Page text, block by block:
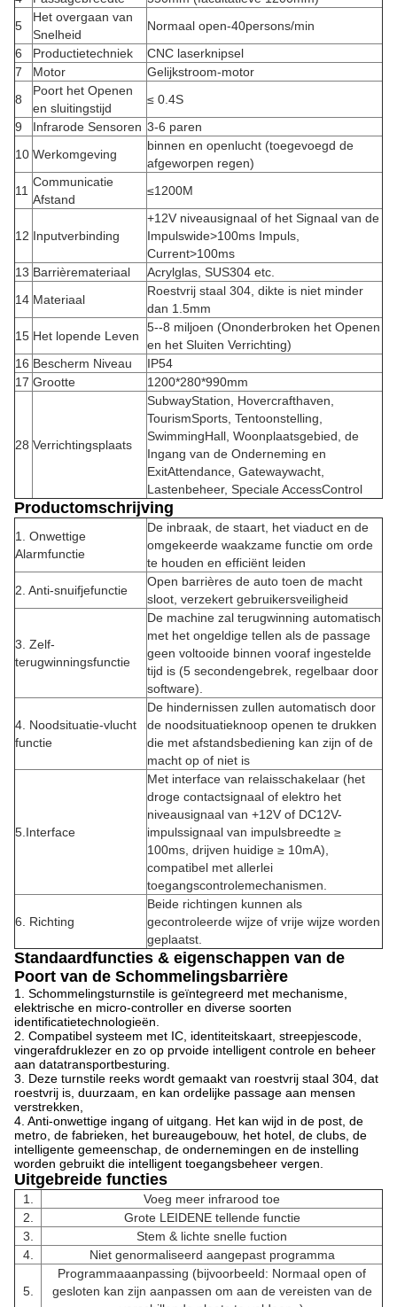
5
Het overgaan van
Snelheid
Normaal open-40persons/min
6
Productietechniek
CNC laserknipsel
7
Motor
Gelijkstroom-motor
8
Poort het Openen
en sluitingstijd
≤ 0.4S
9
Infrarode Sensoren 3-6 paren
10 Werkomgeving
binnen en openlucht (toegevoegd de
afgeworpen regen)
11
Communicatie
Afstand
≤1200M
12 Inputverbinding
+12V niveausignaal of het Signaal van de
Impulswide>100ms Impuls,
Current>100ms
13 Barrièremateriaal
Acrylglas, SUS304 etc.
14 Materiaal
Roestvrij staal 304, dikte is niet minder
dan 1.5mm
15 Het lopende Leven
5--8 miljoen (Ononderbroken het Openen
en het Sluiten Verrichting)
16 Bescherm Niveau
IP54
17 Grootte 1200*280*990mm
28 Verrichtingsplaats
SubwayStation, Hovercrafthaven,
TourismSports, Tentoonstelling,
SwimmingHall, Woonplaatsgebied, de
Ingang van de Onderneming en
ExitAttendance, Gatewaywacht,
Lastenbeheer, Speciale AccessControl
Productomschrijving
1. Onwettige
Alarmfunctie
De inbraak, de staart, het viaduct en de
omgekeerde waakzame functie om orde
te houden en efficiënt leiden
2. Anti-snuifjefunctie
Open barrières de auto toen de macht
sloot, verzekert gebruikersveiligheid
3. Zelf-
terugwinningsfunctie
De machine zal terugwinning automatisch
met het ongeldige tellen als de passage
geen voltooide binnen vooraf ingestelde
tijd is (5 secondengebrek, regelbaar door
software).
4. Noodsituatie-vlucht
functie
De hindernissen zullen automatisch door
de noodsituatieknoop openen te drukken
die met afstandsbediening kan zijn of de
macht op of niet is
5.Interface
Met interface van relaisschakelaar (het
droge contactsignaal of elektro het
niveausignaal van +12V of DC12V-
impulssignaal van impulsbreedte ≥
100ms, drijven huidige ≥ 10mA),
compatibel met allerlei
toegangscontrolemechanismen.
6. Richting
Beide richtingen kunnen als
gecontroleerde wijze of vrije wijze worden
geplaatst.
Standaardfuncties & eigenschappen van de
Poort van de Schommelingsbarrière
1. Schommelingsturnstile is geïntegreerd met mechanisme,
elektrische en micro-controller en diverse soorten
identificatietechnologieën.
2. Compatibel systeem met IC, identiteitskaart, streepjescode,
vingerafdruklezer en zo op prvoide intelligent controle en beheer
aan datatransportbesturing.
3. Deze turnstile reeks wordt gemaakt van roestvrij staal 304, dat
roestvrij is, duurzaam, en kan ordelijke passage aan mensen
verstrekken,
4. Anti-onwettige ingang of uitgang. Het kan wijd in de post, de
metro, de fabrieken, het bureaugebouw, het hotel, de clubs, de
intelligente gemeenschap, de ondernemingen en de instelling
worden gebruikt die intelligent toegangsbeheer vergen.
Uitgebreide functies
1.
Voeg meer infrarood toe
2.
Grote LEIDENE tellende functie
3.
Stem & lichte snelle fuction
4.
Niet genormaliseerd aangepast programma
5.
Programmaaanpassing (bijvoorbeeld: Normaal open of
gesloten kan zijn aanpassen om aan de vereisten van de